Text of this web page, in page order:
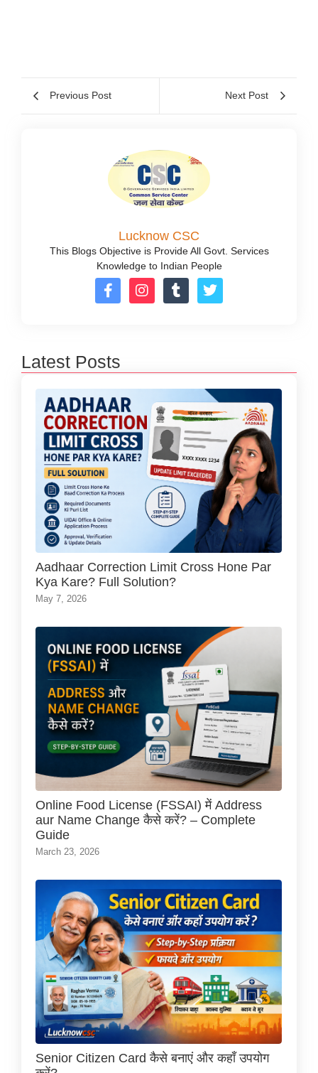
Previous Post Next Post
Lucknow CSC
This Blogs Objective is Provide All Govt. Services
Knowledge to Indian People
Latest Posts
Aadhaar Correction Limit Cross Hone Par
Kya Kare? Full Solution?
May 7, 2026
Online Food License (FSSAI) में Address
aur Name Change कैसे करें? – Complete
Guide
March 23, 2026
Senior Citizen Card कैसे बनाएं और कहाँ उपयोग